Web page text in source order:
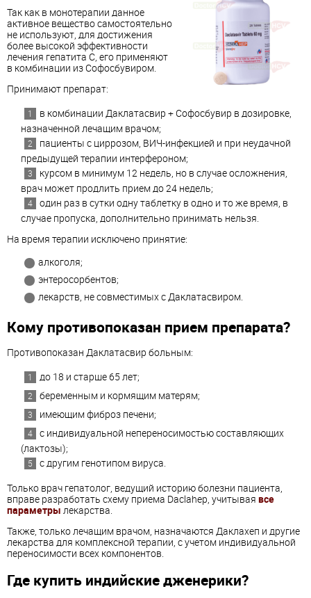
Так как в монотерапии данное
активное вещество самостоятельно
не используют, для достижения
более высокой эффективности
лечения гепатита С, его применяют
в комбинации из Софосбувиром.
Принимают препарат:
в комбинации Даклатасвир + Софосбувир в дозировке,
назначенной лечащим врачом;
пациенты с циррозом, ВИЧ-инфекцией и при неудачной
предыдущей терапии интерфероном;
курсом в минимум 12 недель, но в случае осложнения,
врач может продлить прием до 24 недель;
один раз в сутки одну таблетку в одно и то же время, в
случае пропуска, дополнительно принимать нельзя.
На время терапии исключено принятие:
алкоголя;
энтеросорбентов;
лекарств, не совместимых с Даклатасвиром.
Кому противопоказан прием препарата?
Противопоказан Даклатасвир больным:
до 18 и старше 65 лет;
беременным и кормящим матерям;
имеющим фиброз печени;
с индивидуальной непереносимостью составляющих
(лактозы);
с другим генотипом вируса.
Только врач гепатолог, ведущий историю болезни пациента,
вправе разработать схему приема Daclahep, учитывая все
параметры лекарства.
Также, только лечащим врачом, назначаются Даклахеп и другие
лекарства для комплексной терапии, с учетом индивидуальной
переносимости всех компонентов.
Где купить индийские дженерики?